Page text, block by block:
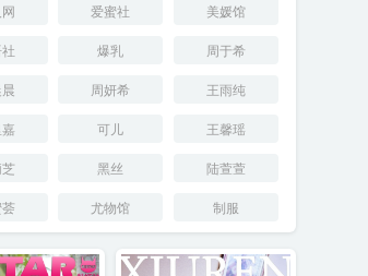
爱蜜社 美媛馆
爆乳 周于希
周妍希 王雨纯
可儿 王馨瑶
黑丝 陆萱萱
尤物馆 制服